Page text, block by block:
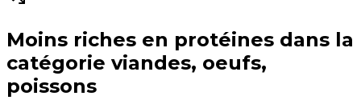
Moins riches en protéines dans la
catégorie viandes, oeufs,
poissons